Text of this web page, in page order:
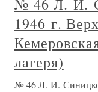
№ 46 Л. И.
1946 г.
лагеря)
№ 46 Л. И.